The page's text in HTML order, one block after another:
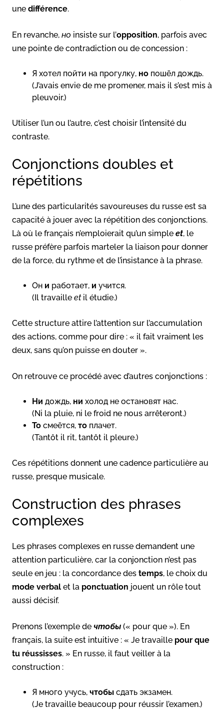
une différence.
En revanche, но insiste sur l’opposition, parfois avec
une pointe de contradiction ou de concession :
Я хотел пойти на прогулку, но пошёл дождь.
(J’avais envie de me promener, mais il s’est mis à
pleuvoir.)
Utiliser l’un ou l’autre, c’est choisir l’intensité du
contraste.
Conjonctions doubles et
répétitions
L’une des particularités savoureuses du russe est sa
capacité à jouer avec la répétition des conjonctions.
Là où le français n’emploierait qu’un simple et, le
russe préfère parfois marteler la liaison pour donner
de la force, du rythme et de l’insistance à la phrase.
Он и работает, и учится.
(Il travaille etil étudie.)
Cette structure attire l’attention sur l’accumulation
des actions, comme pour dire : « il fait vraiment les
deux, sans qu’on puisse en douter ».
On retrouve ce procédé avec d’autres conjonctions :
Ни дождь, ни холод не остановят нас.
(Ni la pluie, ni le froid ne nous arrêteront.)
То смеётся, то плачет.
(Tantôt il rit, tantôt il pleure.)
Ces répétitions donnent une cadence particulière au
russe, presque musicale.
Construction des phrases
complexes
Les phrases complexes en russe demandent une
attention particulière, car la conjonction n’est pas
seule en jeu : la concordance des temps, le choix du
mode verbal et la ponctuation jouent un rôle tout
aussi décisif.
Prenons l’exemple de чтобы (« pour que »). En
français, la suite est intuitive : « Je travaille pour que
tu réussisses. » En russe, il faut veiller à la
construction :
Я много учусь, чтобы сдать экзамен.
(Je travaille beaucoup pour réussir l’examen.)